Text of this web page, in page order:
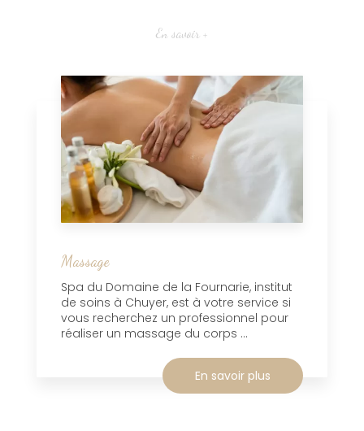
En savoir +
Massage
Spa du Domaine de la Fournarie, institut
de soins à Chuyer, est à votre service si
vous recherchez un professionnel pour
réaliser un massage du corps ...
En savoir plus